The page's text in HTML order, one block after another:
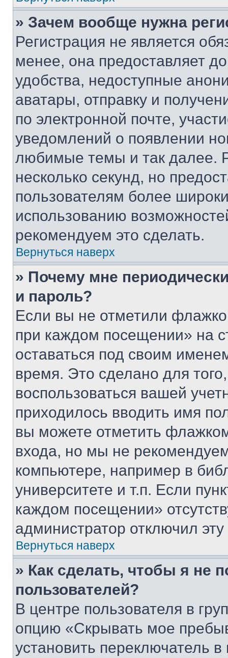
» Зачем вообще нужна
Регистрация не является
менее, она предоставляет
удобства, недоступные
аватары, отправку и
по электронной почте,
уведомлений о появлении
любимые темы и так далее.
несколько секунд, но
пользователям более
использованию
рекомендуем это сделать.
Вернуться наверх
» Почему мне
и пароль?
Если вы не отметили
при каждом посещении» на
оставаться под своим
время. Это сделано для
воспользоваться вашей
приходилось вводить имя
вы можете отметить
входа, но мы не
компьютере, например в
университете и т.п. Если
каждом посещении»
администратор отключил
Вернуться наверх
» Как сделать, чтобы я не
пользователей?
В центре пользователя в
опцию «Скрывать мое
установить переключатель